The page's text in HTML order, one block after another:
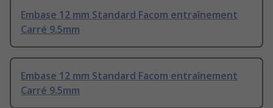
Embase 12 mm Standard Facom entraînement
Carré 9.5mm
Embase 12 mm Standard Facom entraînement
Carré 9.5mm